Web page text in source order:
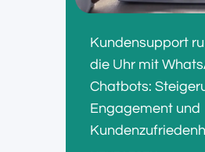
Kundensupport
die Uhr mit
Chatbots:
Engagement und